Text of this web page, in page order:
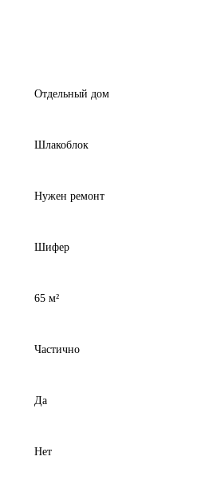
Отдельный дом
Шлакоблок
Нужен ремонт
Шифер
65 м²
Частично
Да
Нет